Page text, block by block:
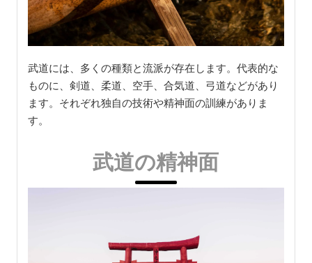
武道には、多くの種類と流派が存在します。代表的な
ものに、剣道、柔道、空手、合気道、弓道などがあり
ます。それぞれ独自の技術や精神面の訓練がありま
す。
武道の精神面